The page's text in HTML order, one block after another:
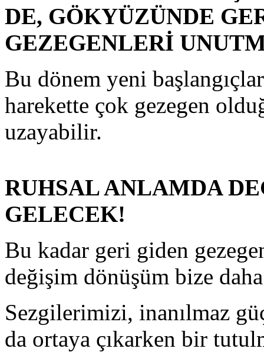
DE, GÖKYÜZÜNDE
GEZEGENLERİ
Bu dönem yeni
harekette çok gezegen
uzayabilir.
RUHSAL ANLAMDA
GELECEK!
Bu kadar geri giden
değişim dönüşüm bize
Sezgilerimizi, inanılmaz
da ortaya çıkarken bir